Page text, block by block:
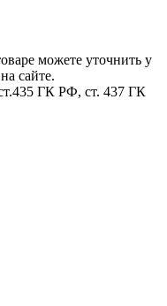
можете уточнить у
сайте.
ГК РФ, cт. 437 ГК